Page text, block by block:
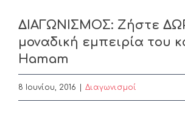
ΔΙΑΓΩΝΙΣΜΟΣ: Ζήστε
μοναδική εμπειρία του
‪Hamam
8 Ιουνίου, 2016 Διαγωνισμοί